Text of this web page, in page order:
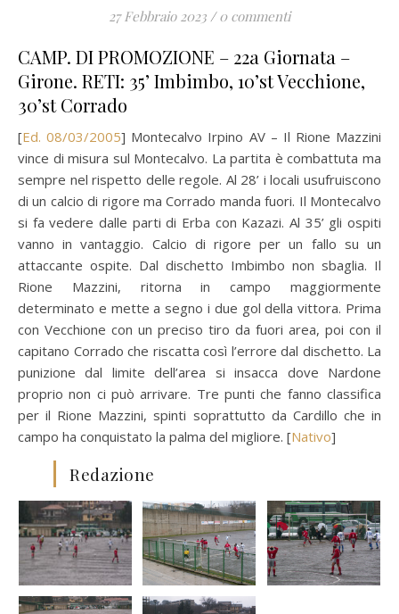
27 Febbraio 2023 / 0 commenti
CAMP. DI PROMOZIONE – 22a Giornata –
Girone. RETI: 35’ Imbimbo, 10’st Vecchione,
30’st Corrado
[ Ed. 08/03/2005] Montecalvo Irpino AV – Il Rione Mazzini
vince di misura sul Montecalvo. La partita è combattuta ma
sempre nel rispetto delle regole. Al 28’ i locali usufruiscono
di un calcio di rigore ma Corrado manda fuori. Il Montecalvo
si fa vedere dalle parti di Erba con Kazazi. Al 35’ gli ospiti
vanno in vantaggio. Calcio di rigore per un fallo su un
attaccante ospite. Dal dischetto Imbimbo non sbaglia. Il
Rione Mazzini, ritorna in campo maggiormente
determinato e mette a segno i due gol della vittora. Prima
con Vecchione con un preciso tiro da fuori area, poi con il
capitano Corrado che riscatta così l’errore dal dischetto. La
punizione dal limite dell’area si insacca dove Nardone
proprio non ci può arrivare. Tre punti che fanno classifica
per il Rione Mazzini, spinti soprattutto da Cardillo che in
campo ha conquistato la palma del migliore. [Nativo]
Redazione